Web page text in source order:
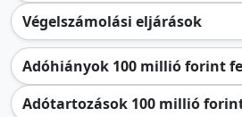
Végelszámolási eljárások
Adóhiányok 100 millió forint
Adótartozások 100 millió